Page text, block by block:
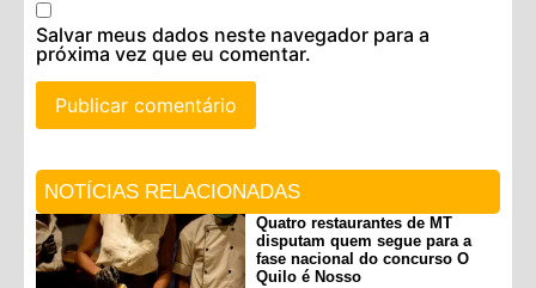
Salvar meus dados neste navegador para a
próxima vez que eu comentar.
NOTÍCIAS RELACIONADAS
Quatro restaurantes de MT
disputam quem segue para a
fase nacional do concurso O
Quilo é Nosso